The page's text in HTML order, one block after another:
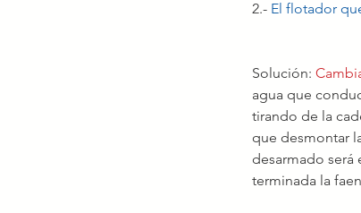
2.- El flotador
Solución:
agua que
tirando de la
que desmontar
desarmado será
terminada la